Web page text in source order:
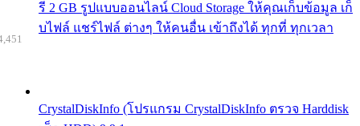
รี 2 GB รูปแบบออนไลน์ Cloud Storage ให้คุณเก็บข้อมูล เก็
บไฟล์ แชร์ไฟล์ ต่างๆ ให้คนอื่น เข้าถึงได้ ทุกที่ ทุกเวลา
CrystalDiskInfo (โปรแกรม CrystalDiskInfo ตรวจ Harddisk